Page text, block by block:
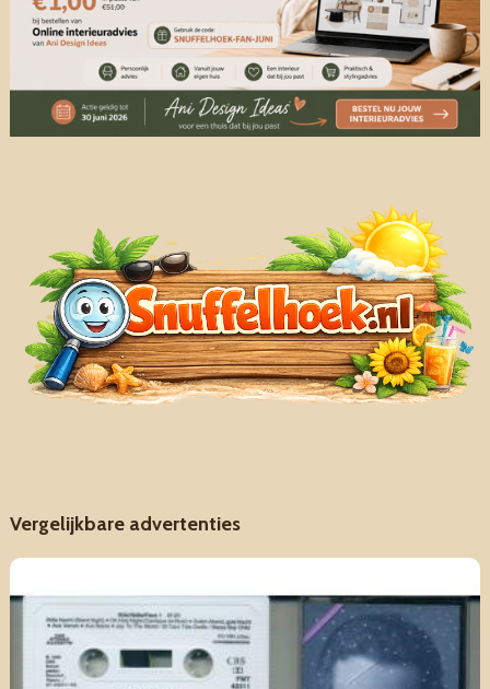
Vergelijkbare advertenties